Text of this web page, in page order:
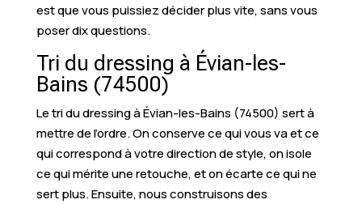
est que vous puissiez décider plus vite, sans vous
poser dix questions.
Tri du dressing à Évian-les-
Bains (74500)
Le tri du dressing à Évian-les-Bains (74500) sert à
mettre de l’ordre. On conserve ce qui vous va et ce
qui correspond à votre direction de style, on isole
ce qui mérite une retouche, et on écarte ce qui ne
sert plus. Ensuite, nous construisons des